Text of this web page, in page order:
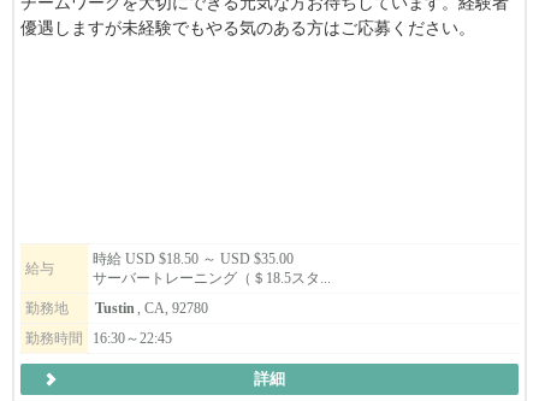
━━━━━━━━━━━━━━
■ 募集職種
・総務
・秘書業務
━━━━━━━━━━━━━━
■ Instagramもぜひご覧ください
優遇しますが未経験でもやる気のある方はご応募ください。
給与
時給 USD $18.50 ～ USD $35.00
サーバートレーニング（＄18.5スタ...
勤務地
Tustin, CA, 92780
勤務時間
16:30～22:45
詳細